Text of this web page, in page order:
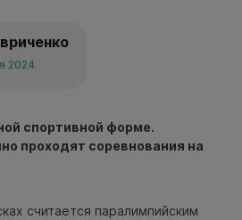
2024
спортивной форме.
проходят соревнования на
считается паралимпийским